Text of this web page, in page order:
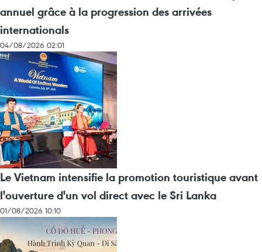
annuel grâce à la progression des arrivées
internationals
04/08/2026 02:01
Le Vietnam intensifie la promotion touristique avant
l'ouverture d'un vol direct avec le Sri Lanka
01/08/2026 10:10